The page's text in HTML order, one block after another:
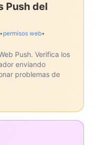
Push del
•permisos web•
Push. Verifica los
enviando
problemas de